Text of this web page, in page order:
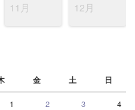
11月 12月
金 土 日
1 2 3 4